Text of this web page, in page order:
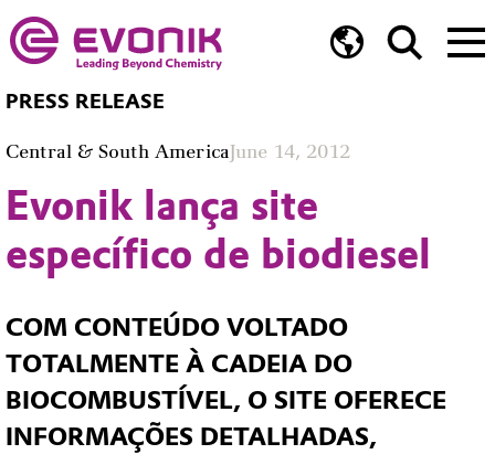
PRESS RELEASE
Central & South AmericaJune 14, 2012
Evonik lança site
específico de biodiesel
COM CONTEÚDO VOLTADO
TOTALMENTE À CADEIA DO
BIOCOMBUSTÍVEL, O SITE OFERECE
INFORMAÇÕES DETALHADAS,